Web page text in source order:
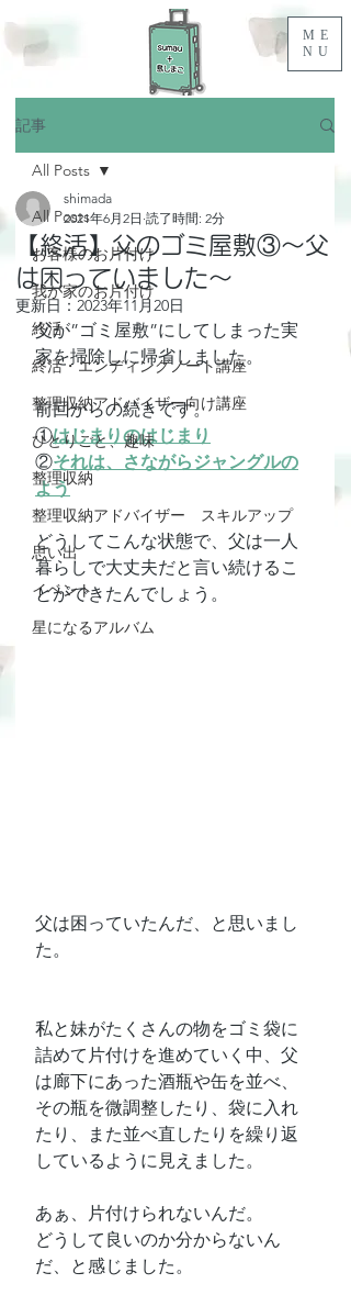
ME
NU
記事
All Posts
お客様のお片付け
我が家のお片付け
終活
終活・エンディングノート講座
整理収納アドバイザー向け講座
ひとりごと、趣味
整理収納
整理収納アドバイザー スキルアップ
思い出
イベント
星になるアルバム
All Posts
【終活】父のゴミ屋敷③～父
は困っていました～
shimada
2021年6月2日 読了時間: 2分
更新日： 2023年11月20日
父が”ゴミ屋敷”にしてしまった実
家を掃除しに帰省しました。
前回からの続きです。
①はじまりのはじまり
②それは、さながらジャングルの
よう
どうしてこんな状態で、父は一人
暮らしで大丈夫だと言い続けるこ
とができたんでしょう。
父は困っていたんだ、と思いまし
た。
私と妹がたくさんの物をゴミ袋に
詰めて片付けを進めていく中、父
は廊下にあった酒瓶や缶を並べ、
その瓶を微調整したり、袋に入れ
たり、また並べ直したりを繰り返
しているように見えました。
あぁ、片付けられないんだ。
どうして良いのか分からないん
だ、と感じました。